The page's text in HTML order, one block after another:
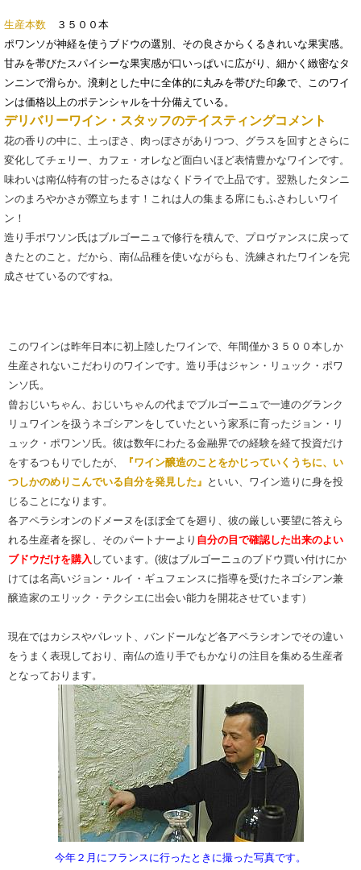
生産本数 ３５００本
ポワンソが神経を使うブドウの選別、その良さからくるきれいな果実感。
甘みを帯びたスパイシーな果実感が口いっぱいに広がり、細かく緻密なタ
ンニンで滑らか。溌剌とした中に全体的に丸みを帯びた印象で、このワイ
ンは価格以上のポテンシャルを十分備えている。
デリバリーワイン・スタッフのテイスティングコメント
花の香りの中に、土っぽさ、肉っぽさがありつつ、グラスを回すとさらに
変化してチェリー、カフェ・オレなど面白いほど表情豊かなワインです。
味わいは南仏特有の甘ったるさはなくドライで上品です。翌熟したタンニ
ンのまろやかさが際立ちます！これは人の集まる席にもふさわしいワイ
ン！
造り手ポワソン氏はブルゴーニュで修行を積んで、プロヴァンスに戻って
きたとのこと。だから、南仏品種を使いながらも、洗練されたワインを完
成させているのですね。
このワインは昨年日本に初上陸したワインで、年間僅か３５００本しか
生産されないこだわりのワインです。造り手はジャン・リュック・ポワ
ンソ氏。
曾おじいちゃん、おじいちゃんの代までブルゴーニュで一連のグランク
リュワインを扱うネゴシアンをしていたという家系に育ったジョン・リ
ュック・ポワンソ氏。彼は数年にわたる金融界での経験を経て投資だけ
をするつもりでしたが、
『ワイン醸造のことをかじっていくうちに、い
つしかのめりこんでいる自分を発見した』 といい、ワイン造りに身を投
じることになります。
各アペラシオンのドメーヌをほぼ全てを廻り、彼の厳しい要望に答えら
れる生産者を探し、そのパートナーより 自分の目で確認した出来のよい
ブドウだけを購入 しています。(彼はブルゴーニュのブドウ買い付けにか
けては名高いジョン・ルイ・ギュフェンスに指導を受けたネゴシアン兼
醸造家のエリック・テクシエに出会い能力を開花させています）
現在ではカシスやパレット、バンドールなど各アペラシオンでその違い
をうまく表現しており、南仏の造り手でもかなりの注目を集める生産者
となっております。
今年２月にフランスに行ったときに撮った写真です。